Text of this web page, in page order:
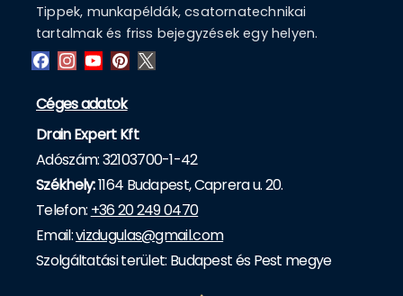
Tippek, munkapéldák, csatornatechnikai
tartalmak és friss bejegyzések egy helyen.
Céges adatok
Drain Expert Kft
Adószám: 32103700-1-42
Székhely:1164 Budapest, Caprera u. 20.
Telefon: +36 20 249 0470
Email:vizdugulas@gmail.com
Szolgáltatási terület: Budapest és Pest megye